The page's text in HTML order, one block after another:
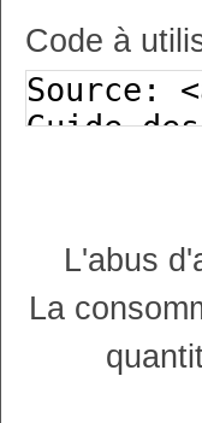
Code à
L'abus
La